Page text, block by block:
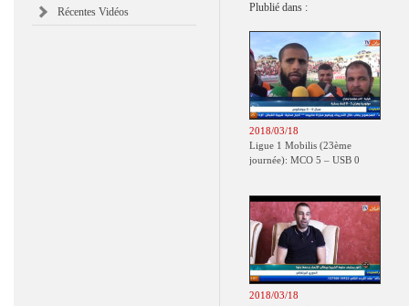
Récentes Vidéos Plublié dans :
2018/03/18
Ligue 1 Mobilis (23ème
journée): MCO 5 – USB 0
2018/03/18